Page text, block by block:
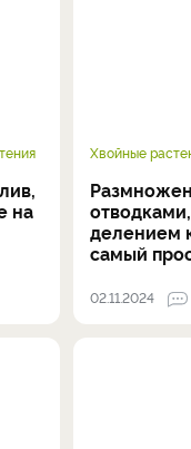
на
Хвойные
делением
самый
02.11.2024